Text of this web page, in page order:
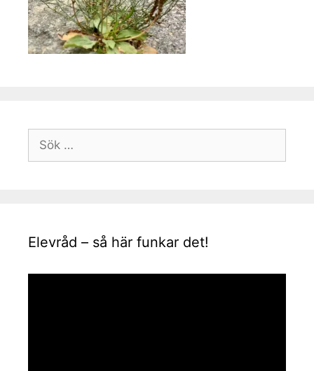
efter:
Elevråd – så här funkar det!